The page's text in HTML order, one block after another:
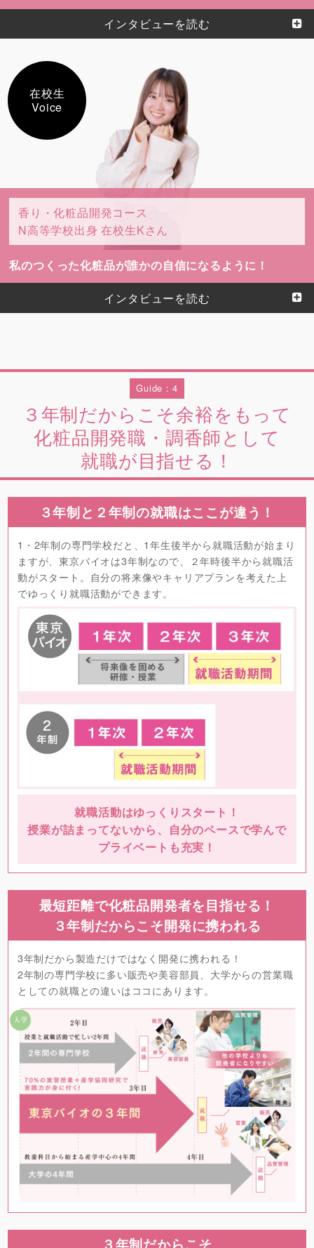
インタビューを読む
在校生
Voice
香り・化粧品開発コース
N高等学校出身 在校生Kさん
私のつくった化粧品が誰かの自信になるように！
インタビューを読む
Guide：4
３年制だからこそ余裕をもって
化粧品開発職・調香師として
就職が目指せる！
３年制と２年制の就職はここが違う！
1・2年制の専門学校だと、1年生後半から就職活動が始まり
ますが、東京バイオは3年制なので、２年時後半から就職活
動がスタート。自分の将来像やキャリアプランを考えた上
でゆっくり就職活動ができます。
就職活動はゆっくりスタート！
授業が詰まってないから、自分のペースで学んで
プライベートも充実！
最短距離で化粧品開発者を目指せる！
３年制だからこそ開発に携われる
3年制だから製造だけではなく開発に携われる！
2年制の専門学校に多い販売や美容部員、大学からの営業職
としての就職との違いはココにあります。